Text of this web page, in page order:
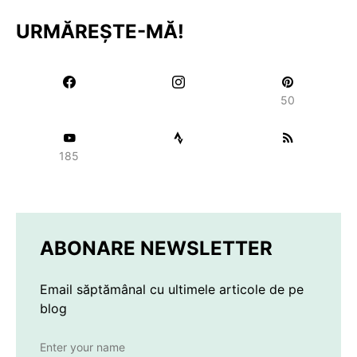
URMĂREȘTE-MĂ!
50
185
ABONARE NEWSLETTER
Email săptămânal cu ultimele articole de pe
blog